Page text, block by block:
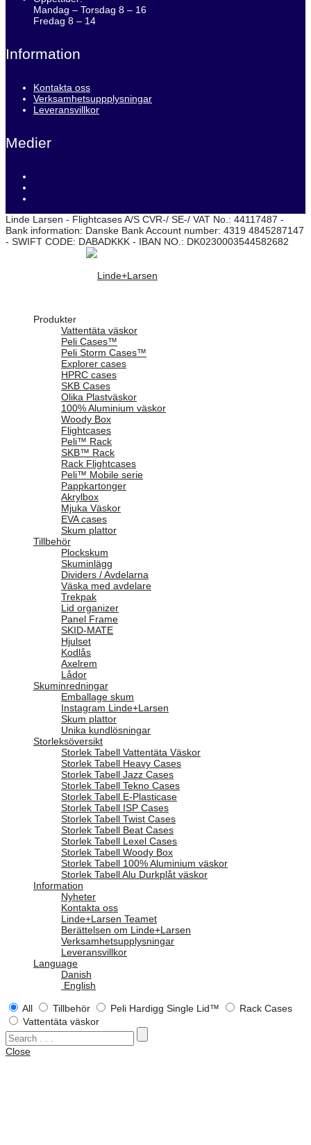
Mandag – Torsdag 8 – 16
Fredag 8 – 14
Information
Kontakta oss
Verksamhetsuppplysningar
Leveransvillkor
Medier
Linde Larsen - Flightcases A/S CVR-/ SE-/ VAT No.: 44117487 -
Bank information: Danske Bank Account number: 4319 4845287147
- SWIFT CODE: DABADKKK - IBAN NO.: DK0230003544582682
Produkter
Vattentäta väskor
Peli Cases™
Peli Storm Cases™
Explorer cases
HPRC cases
SKB Cases
Olika Plastväskor
100% Aluminium väskor
Woody Box
Flightcases
Peli™ Rack
SKB™ Rack
Rack Flightcases
Peli™ Mobile serie
Pappkartonger
Akrylbox
Mjuka Väskor
EVA cases
Skum plattor
Tillbehör
Plockskum
Skuminlägg
Dividers / Avdelarna
Väska med avdelare
Trekpak
Lid organizer
Panel Frame
SKID-MATE
Hjulset
Kodlås
Axelrem
Lådor
Skuminredningar
Emballage skum
Instagram Linde+Larsen
Skum plattor
Unika kundlösningar
Storleksöversikt
Storlek Tabell Vattentäta Väskor
Storlek Tabell Heavy Cases
Storlek Tabell Jazz Cases
Storlek Tabell Tekno Cases
Storlek Tabell E-Plasticase
Storlek Tabell ISP Cases
Storlek Tabell Twist Cases
Storlek Tabell Beat Cases
Storlek Tabell Lexel Cases
Storlek Tabell Woody Box
Storlek Tabell 100% Aluminium väskor
Storlek Tabell Alu Durkplåt väskor
Information
Nyheter
Kontakta oss
Linde+Larsen Teamet
Berättelsen om Linde+Larsen
Verksamhetsupplysningar
Leveransvillkor
Language
Danish
English
All Tillbehör Peli Hardigg Single Lid™
Rack Cases
Vattentäta väskor
Close